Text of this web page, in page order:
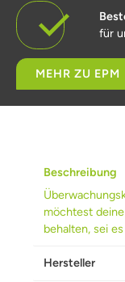
für
MEHR ZU EPM
Beschreibung
möchtest
behalten, sei
Hersteller